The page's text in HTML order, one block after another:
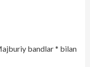
bandlar* bilan